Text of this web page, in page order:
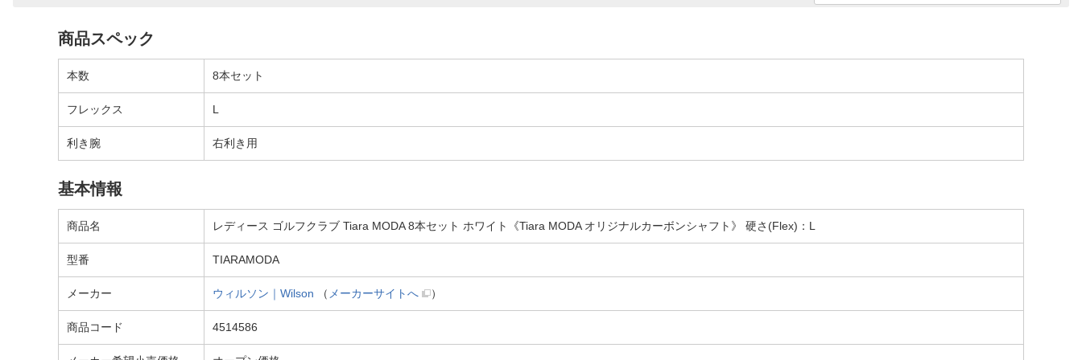
商品スペック
本数 8本セット
フレックス L
利き腕 右利き用
基本情報
商品名 レディース ゴルフクラブ Tiara MODA 8本セット ホワイト《Tiara MODA オリジナルカーボンシャフト》 硬さ(Flex)：L
型番 TIARAMODA
メーカー ウィルソン｜Wilson （ メーカーサイトへ ）
商品コード 4514586